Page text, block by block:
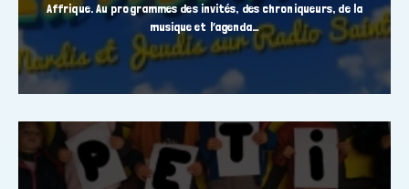
Affrique. Au programmes des invités, des chroniqueurs, de la
musique et l’agenda…